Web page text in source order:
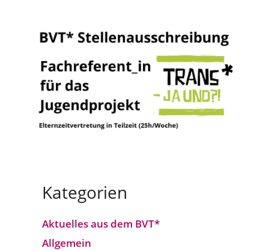
Kategorien
Aktuelles aus dem BVT*
Allgemein